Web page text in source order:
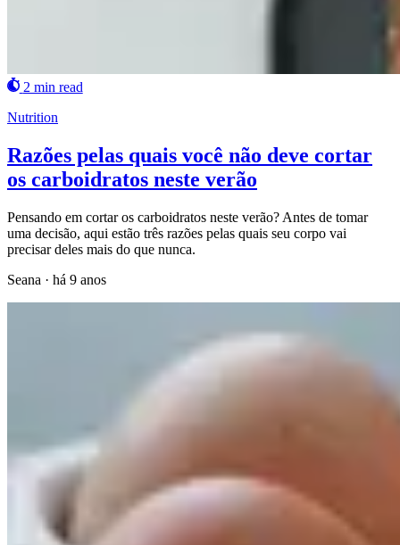
2 min read
Nutrition
Razões pelas quais você não deve cortar
os carboidratos neste verão
Pensando em cortar os carboidratos neste verão? Antes de tomar
uma decisão, aqui estão três razões pelas quais seu corpo vai
precisar deles mais do que nunca.
Seana · há 9 anos